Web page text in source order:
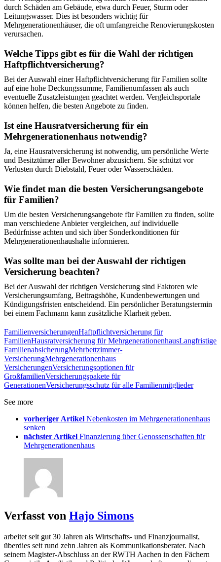
durch Schäden am Gebäude, etwa durch Feuer, Sturm oder
Leitungswasser. Dies ist besonders wichtig für
Mehrgenerationenhäuser, die oft umfangreiche Renovierungskosten
verursachen.
Welche Tipps gibt es für die Wahl der richtigen
Haftpflichtversicherung?
Bei der Auswahl einer Haftpflichtversicherung für Familien sollte
auf eine hohe Deckungssumme, Familienumfassen als auch
eventuelle Zusatzleistungen geachtet werden. Vergleichsportale
können helfen, die besten Angebote zu finden.
Ist eine Hausratversicherung für ein
Mehrgenerationenhaus notwendig?
Ja, eine Hausratversicherung ist notwendig, um persönliche Werte
und Besitztümer aller Bewohner abzusichern. Sie schützt vor
Verlusten durch Diebstahl, Feuer oder Wasserschäden.
Wie findet man die besten Versicherungsangebote
für Familien?
Um die besten Versicherungsangebote für Familien zu finden, sollte
man verschiedene Anbieter vergleichen, auf individuelle
Bedürfnisse achten und sich über Sonderkonditionen für
Mehrgenerationenhaushalte informieren.
Was sollte man bei der Auswahl der richtigen
Versicherung beachten?
Bei der Auswahl der richtigen Versicherung sind Faktoren wie
Versicherungsumfang, Beitragshöhe, Kundenbewertungen und
Kündigungsfristen entscheidend. Ein persönlicher Beratungstermin
bei einem Fachmann kann zusätzliche Klarheit geben.
FamilienversicherungenHaftpflichtversicherung für
FamilienHausratversicherung für MehrgenerationenhausLangfristige
FamilienabsicherungMehrbettzimmer-
VersicherungMehrgenerationenhaus
VersicherungenVersicherungsoptionen für
GroßfamilienVersicherungspakete für
GenerationenVersicherungsschutz für alle Familienmitglieder
See more
vorheriger Artikel Nebenkosten im Mehrgenerationenhaus
senken
nächster Artikel Finanzierung über Genossenschaften für
Mehrgenerationenhaus
Verfasst von Hajo Simons
arbeitet seit gut 30 Jahren als Wirtschafts- und Finanzjournalist,
überdies seit rund zehn Jahren als Kommunikationsberater. Nach
seinem Magister-Abschluss an der RWTH Aachen in den Fächern